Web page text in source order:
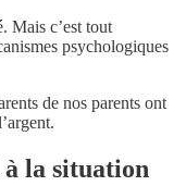
Mais c’est tout
psychologiques
de nos parents ont
la situation